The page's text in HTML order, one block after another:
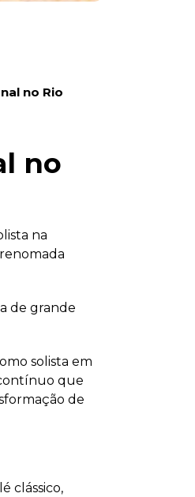
no Rio
no
na
de grande
solista em
que
de
clássico,